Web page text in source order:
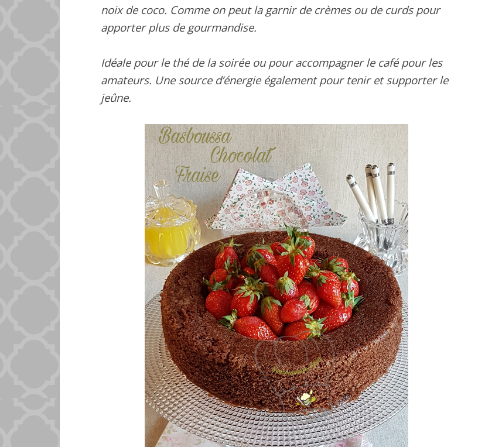
noix de coco. Comme on peut la garnir de crèmes ou de curds pour
apporter plus de gourmandise.
Idéale pour le thé de la soirée ou pour accompagner le café pour les
amateurs. Une source d’énergie également pour tenir et supporter le
jeûne.